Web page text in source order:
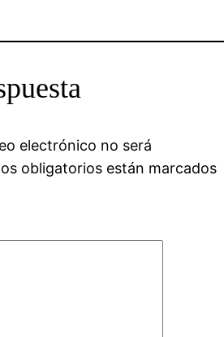
electrónico no será
obligatorios están marcados